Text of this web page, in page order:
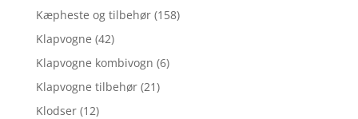
Kæpheste og tilbehør (158)
Klapvogne (42)
Klapvogne kombivogn (6)
Klapvogne tilbehør (21)
Klodser (12)